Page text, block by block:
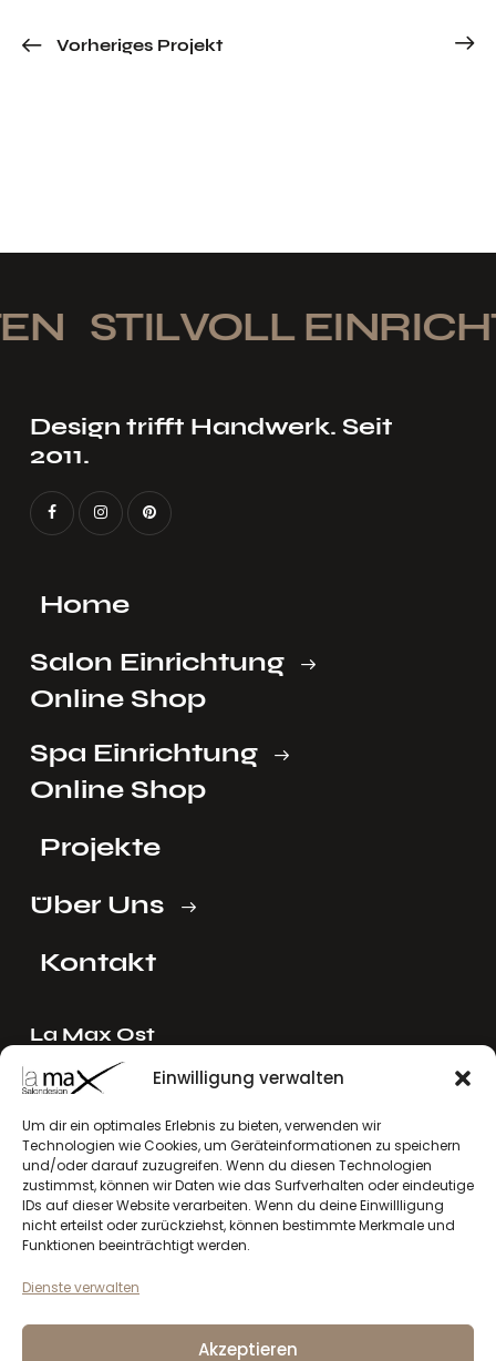
Einwilligung verwalten
Um dir ein optimales Erlebnis zu bieten, verwenden wir
Technologien wie Cookies, um Geräteinformationen zu speichern
und/oder darauf zuzugreifen. Wenn du diesen Technologien
zustimmst, können wir Daten wie das Surfverhalten oder eindeutige
IDs auf dieser Website verarbeiten. Wenn du deine Einwillligung
nicht erteilst oder zurückziehst, können bestimmte Merkmale und
Funktionen beeinträchtigt werden.
Dienste verwalten
Akzeptieren
Vorheriges Projekt
STILVOLL
Design trifft Handwerk. Seit
2011.
Home
Salon Einrichtung
Online Shop
Spa Einrichtung
Online Shop
Projekte
Über Uns
Kontakt
La Max Ost
Ing. Reinhard Mayer e.U.
Stadlgasse 4
2122 Riedenthal, Austria
E-Mail:mayer[at]lamax.at
+436643432630
La Max West
Andreas Larcher e.U.
6410 Telfs, Austria